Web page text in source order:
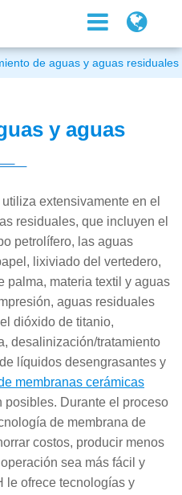
de aguas y aguas residuales
y aguas
extensivamente en el
residuales, que incluyen el
petrolífero, las aguas
lixiviado del vertedero,
palma, materia textil y aguas
aguas residuales
dióxido de titanio,
desalinización/tratamiento
líquidos desengrasantes y
membranas cerámicas
posibles. Durante el proceso
de membrana de
costos, producir menos
sea más fácil y
le ofrece tecnologías y